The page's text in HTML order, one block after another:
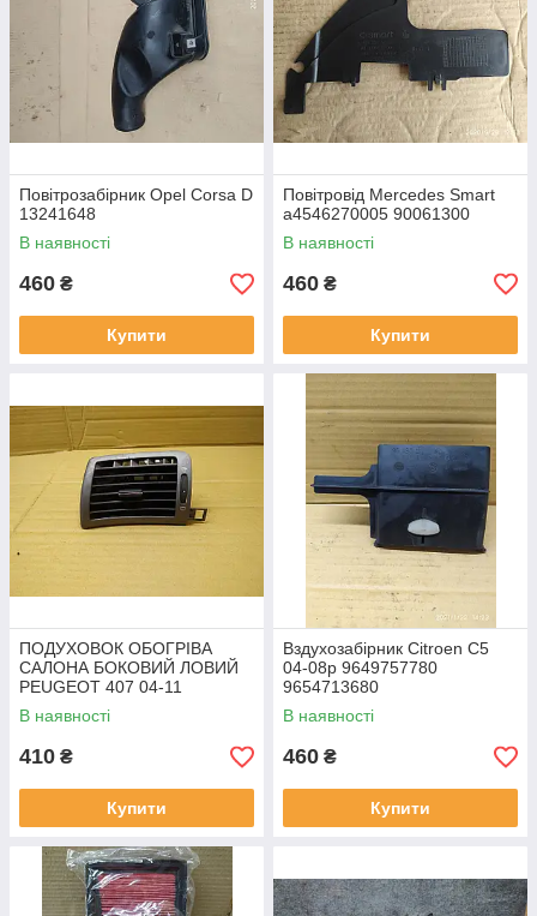
Повітрозабірник Opel Corsa D
13241648
В наявності
460 ₴
Купити
Повітровід Mercedes Smart
a4546270005 90061300
В наявності
460 ₴
Купити
ПОДУХОВОК ОБОГРІВА
САЛОНА БОКОВИЙ ЛОВИЙ
PEUGEOT 407 04-11
9644589577
В наявності
410 ₴
Купити
Вздухозабірник Citroen C5
04-08р 9649757780
9654713680
В наявності
460 ₴
Купити